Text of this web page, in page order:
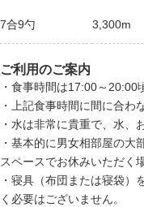
7合9勺 3,300m
ご利用のご案内
・食事時間は17:00～20:00
・上記食事時間に間に合わ
・水は非常に貴重で、水、
・基本的に男女相部屋の
スペースでお休みいただく
・寝具（布団または寝袋
く必要はございません。